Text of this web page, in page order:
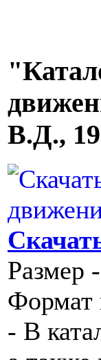
В.Д.,
Размер
Формат
- В